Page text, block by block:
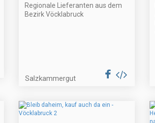
Regionale Lieferanten aus dem
Bezirk Vöcklabruck
Salzkammergut